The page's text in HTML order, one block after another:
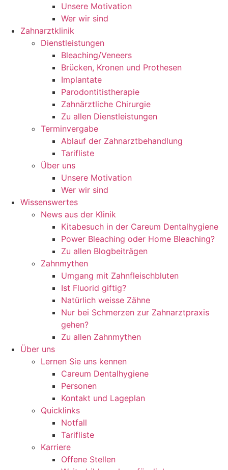
Unsere Motivation
Wer wir sind
Zahnarztklinik
Dienstleistungen
Bleaching/Veneers
Brücken, Kronen und Prothesen
Implantate
Parodontitistherapie
Zahnärztliche Chirurgie
Zu allen Dienstleistungen
Terminvergabe
Ablauf der Zahnarztbehandlung
Tarifliste
Über uns
Unsere Motivation
Wer wir sind
Wissenswertes
News aus der Klinik
Kitabesuch in der Careum Dentalhygiene
Power Bleaching oder Home Bleaching?
Zu allen Blogbeiträgen
Zahnmythen
Umgang mit Zahnfleischbluten
Ist Fluorid giftig?
Natürlich weisse Zähne
Nur bei Schmerzen zur Zahnarztpraxis
gehen?
Zu allen Zahnmythen
Über uns
Lernen Sie uns kennen
Careum Dentalhygiene
Personen
Kontakt und Lageplan
Quicklinks
Notfall
Tarifliste
Karriere
Offene Stellen